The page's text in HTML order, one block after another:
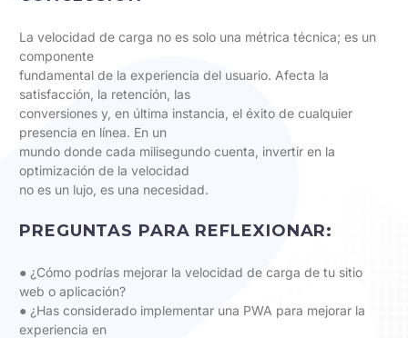
La velocidad de carga no es solo una métrica técnica; es un
componente
fundamental de la experiencia del usuario. Afecta la
satisfacción, la retención, las
conversiones y, en última instancia, el éxito de cualquier
presencia en línea. En un
mundo donde cada milisegundo cuenta, invertir en la
optimización de la velocidad
no es un lujo, es una necesidad.
PREGUNTAS PARA REFLEXIONAR:
● ¿Cómo podrías mejorar la velocidad de carga de tu sitio
web o aplicación?
● ¿Has considerado implementar una PWA para mejorar la
experiencia en